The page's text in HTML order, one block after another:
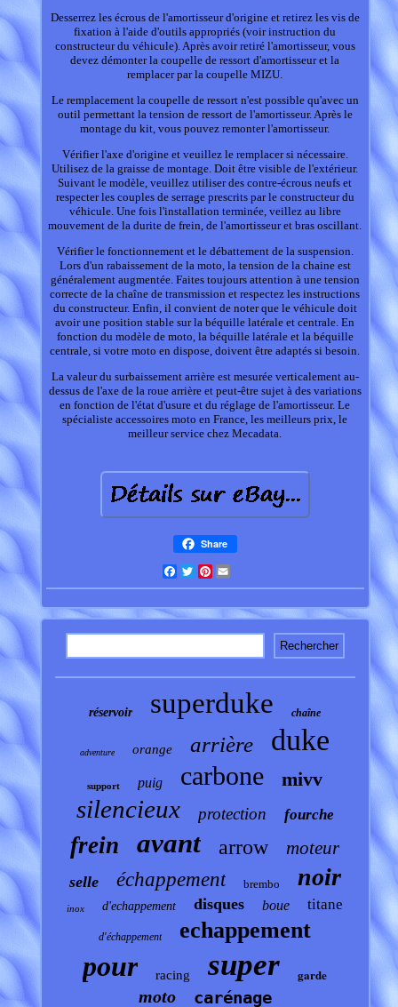
Desserrez les écrous de l'amortisseur d'origine et retirez les vis de
fixation à l'aide d'outils appropriés (voir instruction du
constructeur du véhicule). Après avoir retiré l'amortisseur, vous
devez démonter la coupelle de ressort d'amortisseur et la
remplacer par la coupelle MIZU.
Le remplacement la coupelle de ressort n'est possible qu'avec un
outil permettant la tension de ressort de l'amortisseur. Après le
montage du kit, vous pouvez remonter l'amortisseur.
Vérifier l'axe d'origine et veuillez le remplacer si nécessaire.
Utilisez de la graisse de montage. Doit être visible de l'extérieur.
Suivant le modèle, veuillez utiliser des contre-écrous neufs et
respecter les couples de serrage prescrits par le constructeur du
véhicule. Une fois l'installation terminée, veillez au libre
mouvement de la durite de frein, de l'amortisseur et bras oscillant.
Vérifier le fonctionnement et le débattement de la suspension.
Lors d'un rabaissement de la moto, la tension de la chaine est
généralement augmentée. Faites toujours attention à une tension
correcte de la chaîne de transmission et respectez les instructions
du constructeur. Enfin, il convient de noter que le véhicule doit
avoir une position stable sur la béquille latérale et centrale. En
fonction du modèle de moto, la béquille latérale et la béquille
centrale, si votre moto en dispose, doivent être adaptés si besoin.
La valeur du surbaissement arrière est mesurée verticalement au-
dessus de l'axe de la roue arrière et peut-être sujet à des variations
en fonction de l'état d'usure et du réglage de l'amortisseur. Le
spécialiste accessoires moto en France, les meilleurs prix, le
meilleur service chez Mecadata.
Share
Facebook
TwitterPinterest
réservoir superduke chaîne
adventure orange arrière duke
support puig carbone mivv
silencieux protection fourche
frein avant arrow moteur
selle échappement brembo noir
inox d'echappement disques boue titane
d'échappement echappement
pour racing super garde
moto carénage